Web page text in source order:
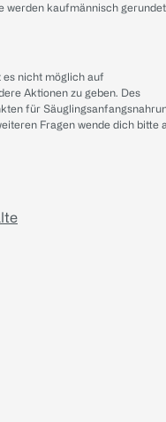
werden kaufmännisch
es nicht möglich auf
Aktionen zu geben. Des
für
Fragen wende dich bitte